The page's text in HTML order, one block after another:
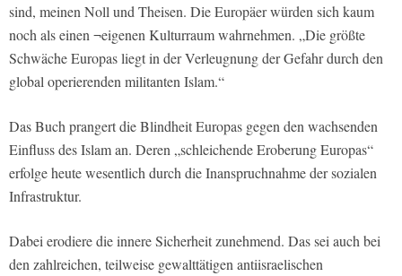
sind, meinen Noll und Theisen. Die Europäer würden sich kaum
noch als einen ¬eigenen Kulturraum wahrnehmen. „Die größte
Schwäche Europas liegt in der Verleugnung der Gefahr durch den
global operierenden militanten Islam.“
Das Buch prangert die Blindheit Europas gegen den wachsenden
Einfluss des Islam an. Deren „schleichende Eroberung Europas“
erfolge heute wesentlich durch die Inanspruchnahme der sozialen
Infrastruktur.
Dabei erodiere die innere Sicherheit zunehmend. Das sei auch bei
den zahlreichen, teilweise gewalttätigen antiisraelischen